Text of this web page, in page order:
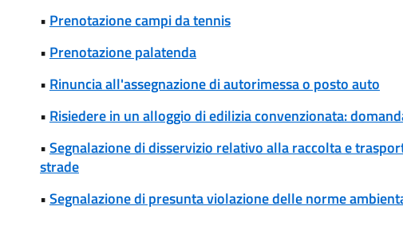
• Prenotazione campi da tennis
• Prenotazione palatenda
• Rinuncia all'assegnazione di autorimessa o posto auto
• Risiedere in un alloggio di edilizia convenzionata:
•Segnalazione di disservizio relativo alla raccolta e
strade
•Segnalazione di presunta violazione delle norme